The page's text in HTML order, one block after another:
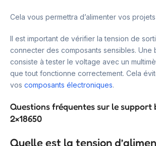
Cela vous permettra d’alimenter vos
Il est important de vérifier la tension de
connecter des composants sensibles. Une
consiste à tester le voltage avec un
que tout fonctionne correctement. Cela
vos composants électroniques.
Questions fréquentes sur le support
2×18650
Quelle est la tension